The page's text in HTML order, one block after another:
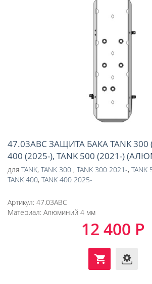
47.03ABC ЗАЩИТА БАКА TANK 300
400 (2025-), TANK 500 (2021-)
для TANK, TANK 300 , TANK 300 2021-, TANK
TANK 400, TANK 400 2025-
Артикул: 47.03ABC
Материал: Алюминий 4 мм
12 400 Р